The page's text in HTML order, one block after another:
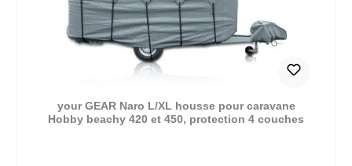
your GEAR Naro L/XL housse pour caravane
Hobby beachy 420 et 450, protection 4 couches